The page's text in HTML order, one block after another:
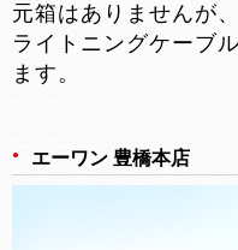
元箱はありませんが
ライトニングケーブ
ます。
エーワン 豊橋本店